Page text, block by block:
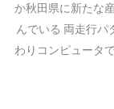
か秋田県に新たな
んでいる 両走行
わりコンピュータ